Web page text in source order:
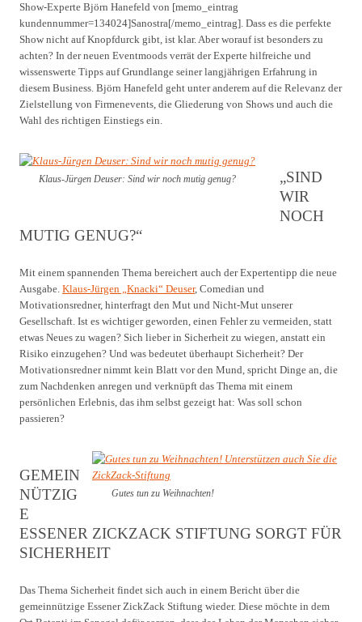
Show-Experte Björn Hanefeld von [memo_eintrag
kundennummer=134024]Sanostra[/memo_eintrag]. Dass es die perfekte
Show nicht auf Knopfdurck gibt, ist klar. Aber worauf ist besonders zu
achten? In der neuen Eventmoods verrät der Experte hilfreiche und
wissenswerte Tipps auf Grundlange seiner langjährigen Erfahrung in
diesem Business. Björn Hanefeld geht unter anderem auf die Relevanz der
Zielstellung von Firmenevents, die Gliederung von Shows und auch die
Wahl des richtigen Einstiegs ein.
Klaus-Jürgen Deuser: Sind wir noch mutig genug?
„SIND
WIR
NOCH
MUTIG GENUG?“
Mit einem spannenden Thema bereichert auch der Expertentipp die neue
Ausgabe. Klaus-Jürgen „Knacki“ Deuser, Comedian und
Motivationsredner, hinterfragt den Mut und Nicht-Mut unserer
Gesellschaft. Ist es wichtiger geworden, einen Fehler zu vermeiden, statt
etwas Neues zu wagen? Sich lieber in Sicherheit zu wiegen, anstatt ein
Risiko einzugehen? Und was bedeutet überhaupt Sicherheit? Der
Motivationsredner nimmt kein Blatt vor den Mund, spricht Dinge an, die
zum Nachdenken anregen und verknüpft das Thema mit einem
persönlichen Erlebnis, das ihm selbst gezeigt hat: Was soll schon
passieren?
Gutes tun zu Weihnachten!
GEMEIN
NÜTZIG
E
ESSENER ZICKZACK STIFTUNG SORGT FÜR
SICHERHEIT
Das Thema Sicherheit findet sich auch in einem Bericht über die
gemeinnützige Essener ZickZack Stiftung wieder. Diese möchte in dem